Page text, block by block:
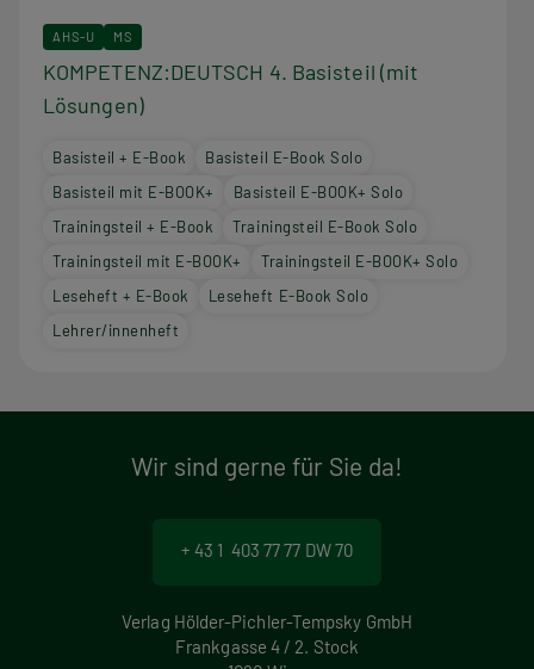
AHS-U MS
KOMPETENZ:DEUTSCH 4. Basisteil (mit
Lösungen)
Basisteil + E-Book
Basisteil E-Book Solo
Basisteil mit E-BOOK+
Basisteil E-BOOK+ Solo
Trainingsteil + E-Book
Trainingsteil E-Book Solo
Trainingsteil mit E-BOOK+
Trainingsteil E-BOOK+ Solo
Leseheft + E-Book
Leseheft E-Book Solo
Lehrer/innenheft
Wir sind gerne für Sie da!
+ 43 1 403 77 77 DW 70
Verlag Hölder-Pichler-Tempsky GmbH
Frankgasse 4 / 2. Stock